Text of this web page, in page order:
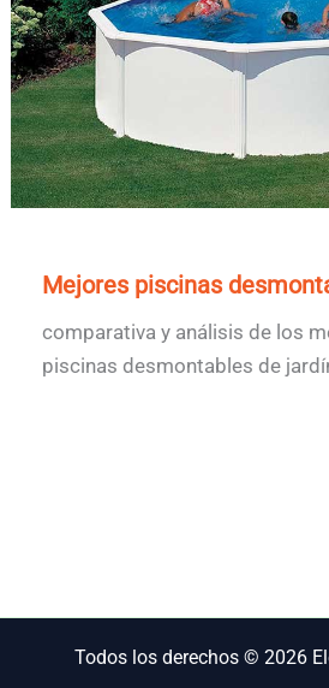
Mejores piscinas
comparativa y análisis de los
piscinas desmontables de
Todos los derechos © 2026